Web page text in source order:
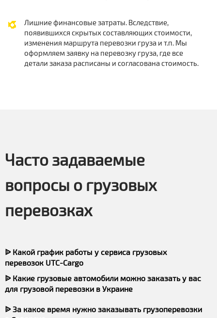
Лишние финансовые затраты. Вследствие,
появившихся скрытых составляющих стоимости,
изменения маршрута перевозки груза и т.п. Мы
оформляем заявку на перевозку груза, где все
детали заказа расписаны и согласована стоимость.
Часто задаваемые
вопросы о грузовых
перевозках
ᐉ Какой график работы у сервиса грузовых
перевозок UTC-Cargo
ᐉ Какие грузовые автомобили можно заказать у вас
для грузовой перевозки в Украине
ᐉ За какое время нужно заказывать грузоперевозки